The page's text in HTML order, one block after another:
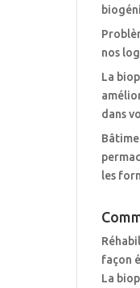
nos
La
dans
les
façon
La